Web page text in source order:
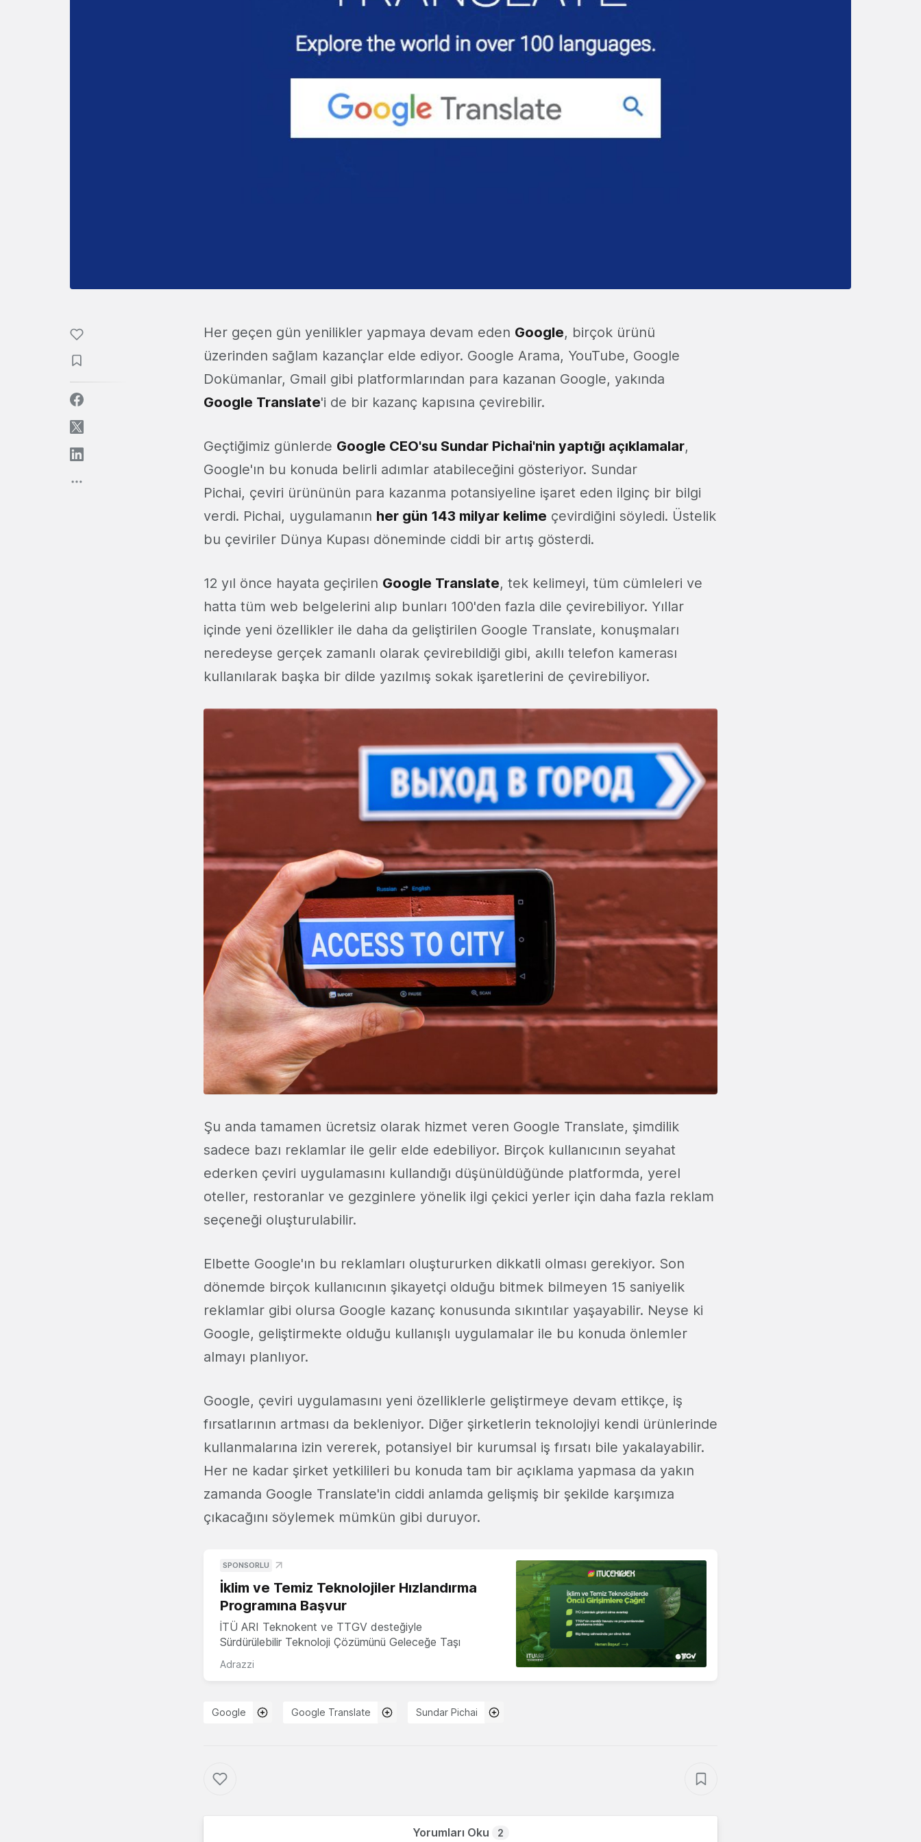
Her geçen gün yenilikler yapmaya devam eden Google, birçok ürünü
üzerinden sağlam kazançlar elde ediyor. Google Arama, YouTube, Google
Dokümanlar, Gmail gibi platformlarından para kazanan Google, yakında
Google Translate'i de bir kazanç kapısına çevirebilir.
Geçtiğimiz günlerde Google CEO'su Sundar Pichai'nin yaptığı açıklamalar,
Google'ın bu konuda belirli adımlar atabileceğini gösteriyor. Sundar
Pichai, çeviri ürününün para kazanma potansiyeline işaret eden ilginç bir bilgi
verdi. Pichai, uygulamanın her gün 143 milyar kelime çevirdiğini söyledi. Üstelik
bu çeviriler Dünya Kupası döneminde ciddi bir artış gösterdi.
12 yıl önce hayata geçirilen Google Translate, tek kelimeyi, tüm cümleleri ve
hatta tüm web belgelerini alıp bunları 100'den fazla dile çevirebiliyor. Yıllar
içinde yeni özellikler ile daha da geliştirilen Google Translate, konuşmaları
neredeyse gerçek zamanlı olarak çevirebildiği gibi, akıllı telefon kamerası
kullanılarak başka bir dilde yazılmış sokak işaretlerini de çevirebiliyor.
Şu anda tamamen ücretsiz olarak hizmet veren Google Translate, şimdilik
sadece bazı reklamlar ile gelir elde edebiliyor. Birçok kullanıcının seyahat
ederken çeviri uygulamasını kullandığı düşünüldüğünde platformda, yerel
oteller, restoranlar ve gezginlere yönelik ilgi çekici yerler için daha fazla reklam
seçeneği oluşturulabilir.
Elbette Google'ın bu reklamları oluştururken dikkatli olması gerekiyor. Son
dönemde birçok kullanıcının şikayetçi olduğu bitmek bilmeyen 15 saniyelik
reklamlar gibi olursa Google kazanç konusunda sıkıntılar yaşayabilir. Neyse ki
Google, geliştirmekte olduğu kullanışlı uygulamalar ile bu konuda önlemler
almayı planlıyor.
Google, çeviri uygulamasını yeni özelliklerle geliştirmeye devam ettikçe, iş
fırsatlarının artması da bekleniyor. Diğer şirketlerin teknolojiyi kendi ürünlerinde
kullanmalarına izin vererek, potansiyel bir kurumsal iş fırsatı bile yakalayabilir.
Her ne kadar şirket yetkilileri bu konuda tam bir açıklama yapmasa da yakın
zamanda Google Translate'in ciddi anlamda gelişmiş bir şekilde karşımıza
çıkacağını söylemek mümkün gibi duruyor.
SPONSORLU
İklim ve Temiz Teknolojiler Hızlandırma
Programına Başvur
İTÜ ARI Teknokent ve TTGV desteğiyle
Sürdürülebilir Teknoloji Çözümünü Geleceğe Taşı
Adrazzi
Google Google Translate Sundar Pichai
Yorumları Oku 2